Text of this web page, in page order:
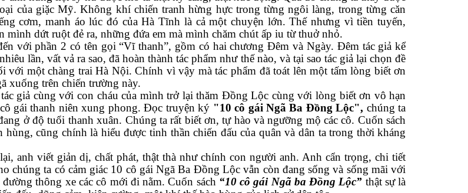
của giặc Mỹ. Không khí chiến tranh hừng hực trong từng ngôi làng, trong từng căn
cơm, manh áo lúc đó của Hà Tĩnh là cả một chuyện lớn. Thế nhưng vì tiền tuyến,
dứt ruột đẻ ra, những đứa em mà mình chăm chút ấp iu từ thuở nhỏ.
với phần 2 có tên gọi “Vĩ thanh”, gồm có hai chương Đêm và Ngày. Đêm tác giả kể
lần, vất vả ra sao, đã hoàn thành tác phẩm như thế nào, và tại sao tác giả lại chọn đề
với một chàng trai Hà Nội. Chính vì vậy mà tác phẩm đã toát lên một tấm lòng biết ơn
xuống trên chiến trường này.
giả cùng với con cháu của mình trở lại thăm Đồng Lộc cùng với lòng biết ơn vô hạn
gái thanh niên xung phong. Đọc truyện ký "10 cô gái Ngã Ba Đồng Lộc", chúng ta
ở độ tuổi thanh xuân. Chúng ta rất biết ơn, tự hào và ngưỡng mộ các cô. Cuốn sách
cũng chính là hiểu được tinh thần chiến đấu của quân và dân ta trong thời kháng
anh viết giản dị, chất phát, thật thà như chính con người anh. Anh cẩn trọng, chi tiết
chúng ta có cảm giác 10 cô gái Ngã Ba Đồng Lộc vẫn còn đang sống và sống mãi với
thông xe các cô mới đi nằm. Cuốn sách “10 cô gái Ngã ba Đồng Lộc” thật sự là